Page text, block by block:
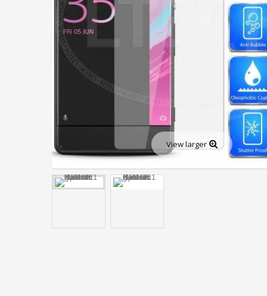
iPhone 14 Pro Max
iPhone SE 2022
iPhone 13 Pro Max
iPhone 13 Mini
View larger